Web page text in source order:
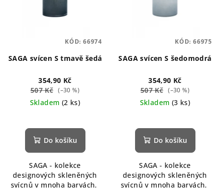
SAGA svícen S tmavě šedá
354,90 Kč
507 Kč (–30 %)
Skladem (2 ks)
Do košíku
SAGA - kolekce
designových skleněných
svícnů v mnoha barvách.
KÓD: 66974
SAGA svícen S šedomodrá
354,90 Kč
507 Kč (–30 %)
Skladem (3 ks)
Do košíku
SAGA - kolekce
designových skleněných
svícnů v mnoha barvách.
KÓD: 66975